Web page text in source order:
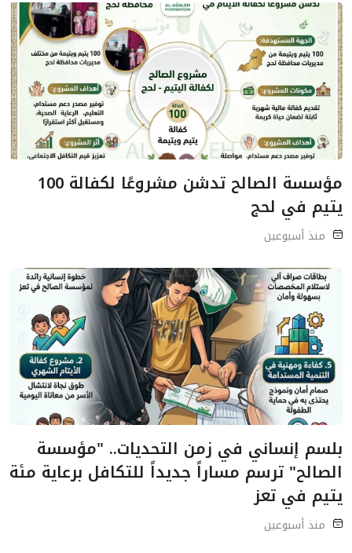
مؤسسة الصالح تدشن مشروعًا لكفالة 100
يتيم في لحج
منذ أسبوعين
بلسم إنساني في زمن التحديات.. "مؤسسة
الصالح" ترسم مساراً جديداً للتكافل برعاية مئة
يتيم في تعز
منذ أسبوعين